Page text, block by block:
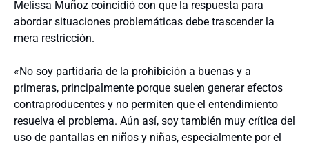
Melissa Muñoz coincidió con que la respuesta para
abordar situaciones problemáticas debe trascender la
mera restricción.
«No soy partidaria de la prohibición a buenas y a
primeras, principalmente porque suelen generar efectos
contraproducentes y no permiten que el entendimiento
resuelva el problema. Aún así, soy también muy crítica del
uso de pantallas en niños y niñas, especialmente por el